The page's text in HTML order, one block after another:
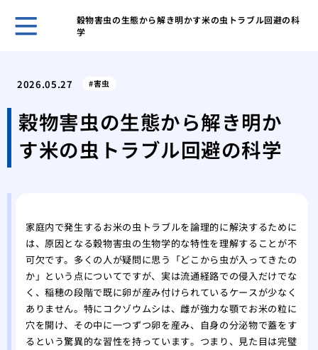
穀物害虫の生態から解き明かす米の虫トラブル回避の科
学
虫
紙
の
エ
ギ
2026.05.27 害虫
穀物害虫の生態から解き明か
す米の虫トラブル回避の科学
家庭内で発生するお米の虫トラブルを論理的に解決するために
は、原因となる穀物害虫の生物学的な特性を理解することが不
可欠です。多くの人が疑問に思う「どこから虫が入ってきたの
か」という点についてですが、実は流通経路での侵入だけでな
く、稲穂の段階で既に卵が産み付けられているケースが少なく
ありません。特にコクゾウムシは、雌が強力な顎でお米の粒に
穴を開け、その中に一つずつ卵を産み、自身の分泌物で蓋をす
るという驚異的な習性を持っています。つまり、見た目は完璧